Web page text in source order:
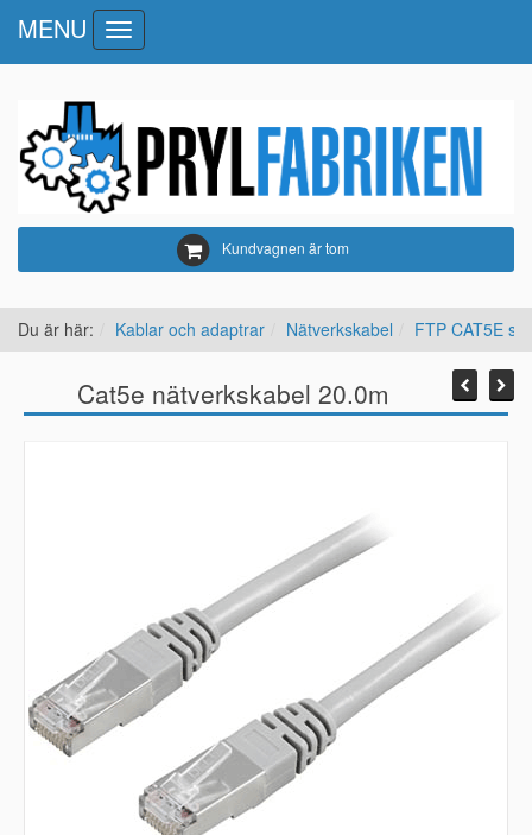
Kundvagnen är tom
MENU
Toggle
navigation
Du är här: Kablar och adaptrar Nätverkskabel FTP CAT5E
Cat5e nätverkskabel 20.0m